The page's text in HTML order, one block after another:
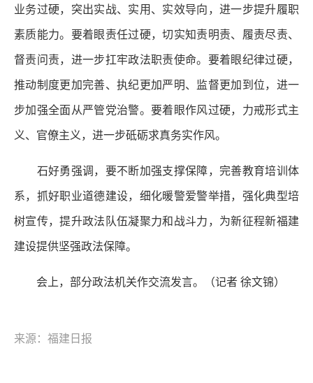
业务过硬，突出实战、实用、实效导向，进一步提升履职
素质能力。要着眼责任过硬，切实知责明责、履责尽责、
督责问责，进一步扛牢政法职责使命。要着眼纪律过硬，
推动制度更加完善、执纪更加严明、监督更加到位，进一
步加强全面从严管党治警。要着眼作风过硬，力戒形式主
义、官僚主义，进一步砥砺求真务实作风。
石好勇强调，要不断加强支撑保障，完善教育培训体
系，抓好职业道德建设，细化暖警爱警举措，强化典型培
树宣传，提升政法队伍凝聚力和战斗力，为新征程新福建
建设提供坚强政法保障。
会上，部分政法机关作交流发言。（记者 徐文锦）
来源：福建日报